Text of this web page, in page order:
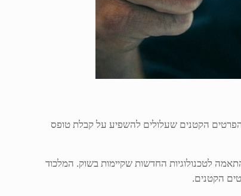
הפרטים הקטנים שעלולים להשפיע על קבלת טופס
לטכנולוגיות החדשות שקיימות בשוק. המלכוד
הקטנים.